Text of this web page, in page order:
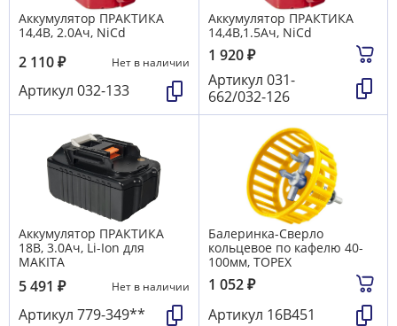
Аккумулятор ПРАКТИКА
14,4B, 2.0Aч, NiCd
2 110₽ Нет в наличии
Артикул 032-133
Аккумулятор ПРАКТИКА
14,4B,1.5Aч, NiCd
1 920₽
Артикул 031-
662/032-126
Аккумулятор ПРАКТИКА
18B, 3.0Aч, Li-Ion для
MAKITA
5 491 ₽ Нет в наличии
Артикул 779-349**
Балеринка-Сверло
кольцевое по кафелю 40-
100мм, TOPEX
1 052₽
Артикул 16B451